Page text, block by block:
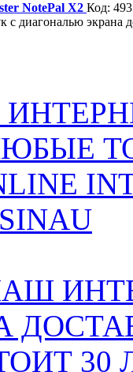
NotePal X2 Код:
с диагональю экрана
30